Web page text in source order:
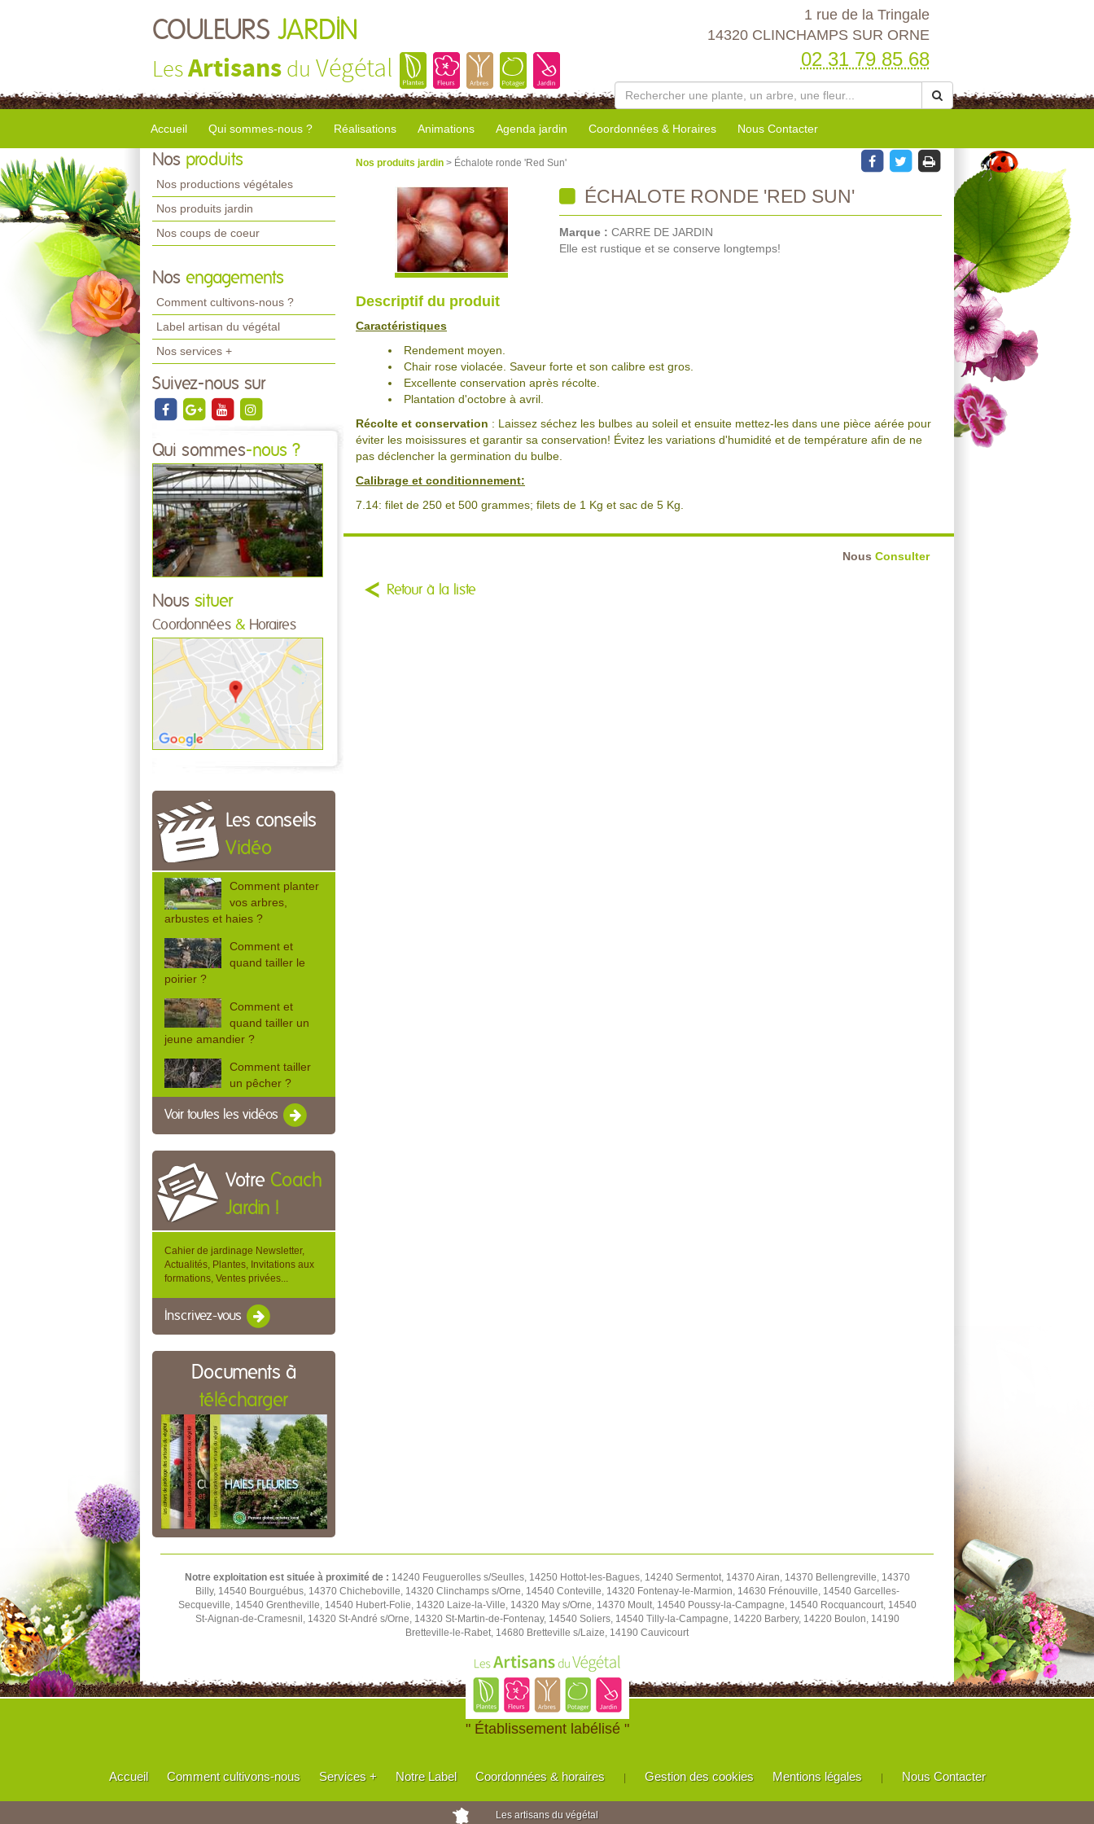
COULEURS JARDIN
LesArtisans du Végétal
1 rue de la Tringale
14320 CLINCHAMPS SUR ORNE
02 31 79 85 68
Accueil Qui sommes-nous ? Réalisations Animations Agenda jardin Coordonnées & Horaires Nous Contacter
Nos produits
Nos productions végétales
Nos produits jardin
Nos coups de coeur
Nos engagements
Comment cultivons-nous ?
Label artisan du végétal
Nos services +
Suivez-nous sur
Qui sommes-nous ?
Nous situer
Coordonnées & Horaires
Les conseils
Vidéo
Comment planter
vos arbres,
arbustes et haies ?
Comment et
quand tailler le
poirier ?
Comment et
quand tailler un
jeune amandier ?
Comment tailler
un pêcher ?
Voir toutes les vidéos
Votre Coach
Jardin !
Cahier de jardinage Newsletter,
Actualités, Plantes, Invitations aux
formations, Ventes privées...
Inscrivez-vous
Documents à
télécharger
Nos produits jardin > Échalote ronde 'Red Sun'
ÉCHALOTE RONDE 'RED SUN'
Marque : CARRE DE JARDIN
Elle est rustique et se conserve longtemps!
Descriptif du produit
Caractéristiques
Rendement moyen.
Chair rose violacée. Saveur forte et son calibre est gros.
Excellente conservation après récolte.
Plantation d'octobre à avril.
Récolte et conservation : Laissez séchez les bulbes au soleil et ensuite mettez-les dans une pièce aérée pour
éviter les moisissures et garantir sa conservation! Évitez les variations d'humidité et de température afin de ne
pas déclencher la germination du bulbe.
Calibrage et conditionnement:
7.14: filet de 250 et 500 grammes; filets de 1 Kg et sac de 5 Kg.
Nous Consulter
Retour à la liste
Notre exploitation est située à proximité de : 14240 Feuguerolles s/Seulles, 14250 Hottot-les-Bagues, 14240 Sermentot, 14370 Airan, 14370 Bellengreville, 14370
Billy, 14540 Bourguébus, 14370 Chicheboville, 14320 Clinchamps s/Orne, 14540 Conteville, 14320 Fontenay-le-Marmion, 14630 Frénouville, 14540 Garcelles-
Secqueville, 14540 Grentheville, 14540 Hubert-Folie, 14320 Laize-la-Ville, 14320 May s/Orne, 14370 Moult, 14540 Poussy-la-Campagne, 14540 Rocquancourt, 14540
St-Aignan-de-Cramesnil, 14320 St-André s/Orne, 14320 St-Martin-de-Fontenay, 14540 Soliers, 14540 Tilly-la-Campagne, 14220 Barbery, 14220 Boulon, 14190
Bretteville-le-Rabet, 14680 Bretteville s/Laize, 14190 Cauvicourt
" Établissement labélisé "
Accueil Comment cultivons-nous Services + Notre Label Coordonnées & horaires Gestion des cookies Mentions légales Nous Contacter
Les artisans du végétal